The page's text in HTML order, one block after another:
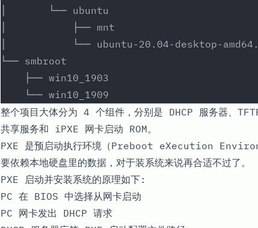
│       └── ubuntu
│           ├── mnt
│           └── ubuntu-20.04-desktop-
└── smbroot
├── win10_1903
    └── win10_1909
整个项目大体分为 4 个组件，分别是 DHCP 服务器、
共享服务和 iPXE 网卡启动 ROM。
PXE 是预启动执行环境（Preboot eXecution
要依赖本地硬盘里的数据，对于装系统来说再合适不过了。
PXE 启动并安装系统的原理如下:
PC 在 BIOS 中选择从网卡启动
PC 网卡发出 DHCP 请求